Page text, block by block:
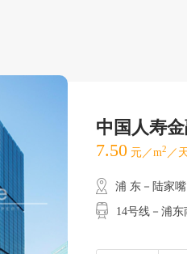
中国人寿
7.50 元／m2 ／
浦 东－陆家嘴
14号线－浦